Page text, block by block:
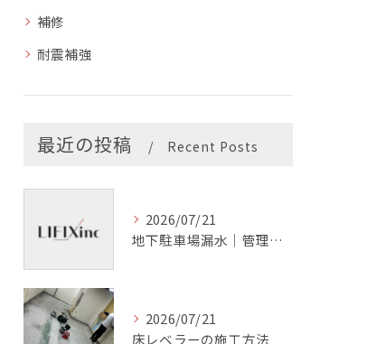
補修
耐震補強
最近の投稿 Recent Posts
2026/07/21
地下駐車場漏水｜管理会社の確認項目
2026/07/21
床レベラーの施工方法